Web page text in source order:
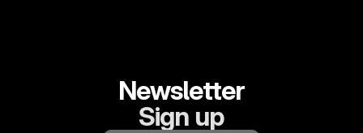
Newsletter
Sign up